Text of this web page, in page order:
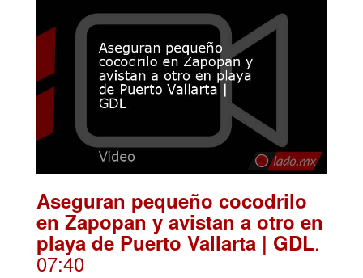
Aseguran pequeño cocodrilo
en Zapopan y avistan a otro en
playa de Puerto Vallarta | GDL.
07:40